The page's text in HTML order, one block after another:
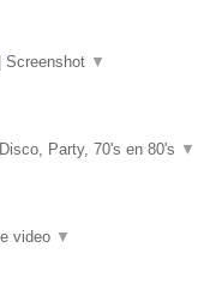
Screenshot ▼
Party, 70's en 80's ▼
video ▼